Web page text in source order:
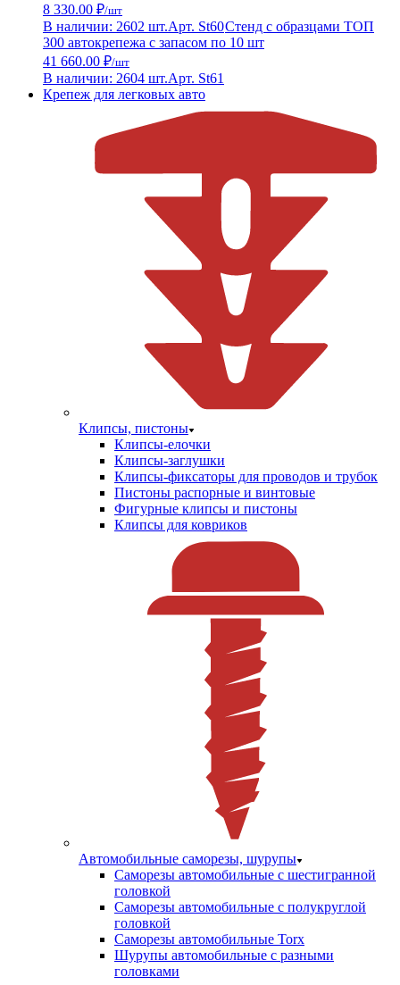
8 330.00 ₽/шт
В наличии: 2602 шт.Арт. St60Стенд с образцами ТОП
300 автокрепежа с запасом по 10 шт
41 660.00 ₽/шт
В наличии: 2604 шт.Арт. St61
Крепеж для легковых авто
Клипсы, пистоны
Клипсы-елочки
Клипсы-заглушки
Клипсы-фиксаторы для проводов и трубок
Пистоны распорные и винтовые
Фигурные клипсы и пистоны
Клипсы для ковриков
Автомобильные саморезы, шурупы
Саморезы автомобильные с шестигранной
головкой
Саморезы автомобильные с полукруглой
головкой
Саморезы автомобильные Torx
Шурупы автомобильные с разными
головками